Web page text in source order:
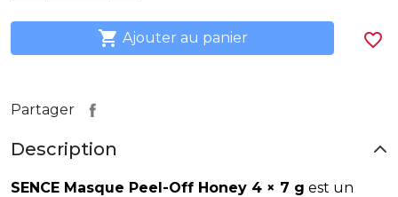
 Ajouter au panier favorite_border
Partager
Description
SENCE Masque Peel-Off Honey 4 × 7 g est un